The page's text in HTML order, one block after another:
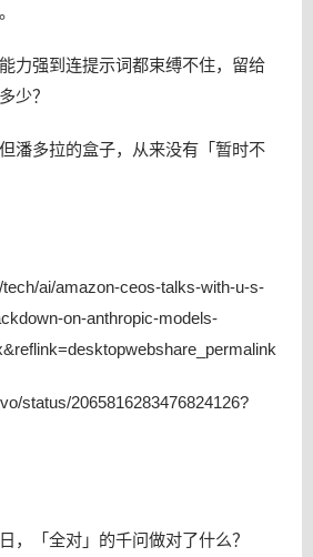
力强到连提示词都束缚不住，留给
少？
潘多拉的盒子，从来没有「暂时不
ai/amazon-ceos-talks-with-u-s-
on-anthropic-models-
status/2065816283476824126?
，「全对」的千问做对了什么？